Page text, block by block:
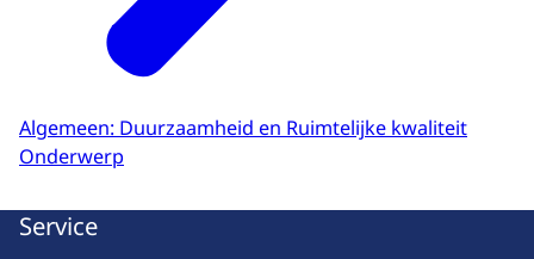
Algemeen: Duurzaamheid en Ruimtelijke kwaliteit
Onderwerp
Service